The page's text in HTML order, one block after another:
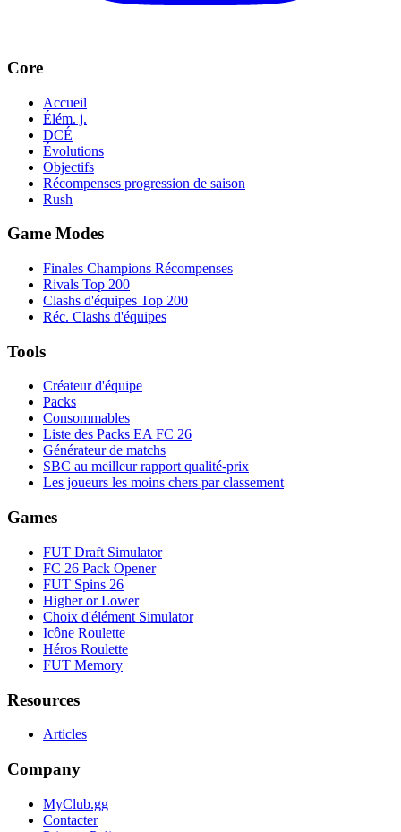
Core
Accueil
Élém. j.
DCÉ
Évolutions
Objectifs
Récompenses progression de saison
Rush
Game Modes
Finales Champions Récompenses
Rivals Top 200
Clashs d'équipes Top 200
Réc. Clashs d'équipes
Tools
Créateur d'équipe
Packs
Consommables
Liste des Packs EA FC 26
Générateur de matchs
SBC au meilleur rapport qualité-prix
Les joueurs les moins chers par classement
Games
FUT Draft Simulator
FC 26 Pack Opener
FUT Spins 26
Higher or Lower
Choix d'élément Simulator
Icône Roulette
Héros Roulette
FUT Memory
Resources
Articles
Company
MyClub.gg
Contacter